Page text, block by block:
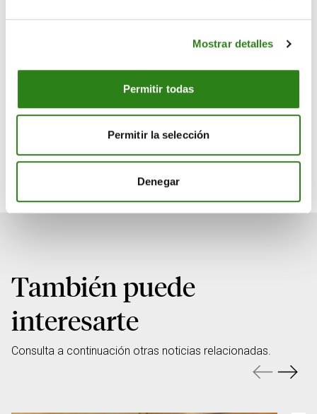
Mostrar detalles
Permitir todas
Permitir la selección
Denegar
cliente.
Merkaat Inversiones
Descargar noticia en PDF
También puede
interesarte
Consulta a continuación otras noticias relacionadas.